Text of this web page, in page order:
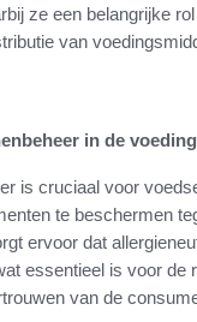
ze een belangrijke
van
in de
is cruciaal voor
te beschermen
ervoor dat
essentieel is voor de
van de